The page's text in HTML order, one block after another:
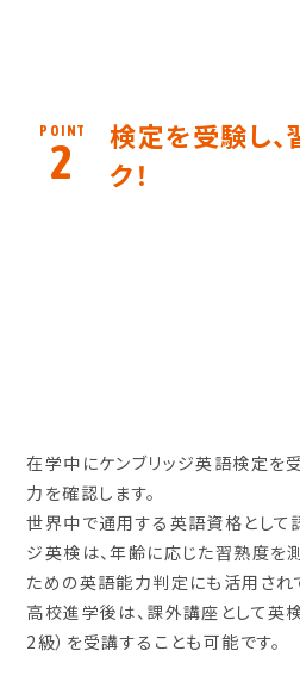
POINT
2
検定を受験し
ク！
在学中にケンブリッジ英語検定を
力を確認します。
世界中で通用する英語資格として
ジ英検は、年齢に応じた習熟度を
ための英語能力判定にも活用され
高校進学後は、課外講座として英
2級）を受講することも可能です。